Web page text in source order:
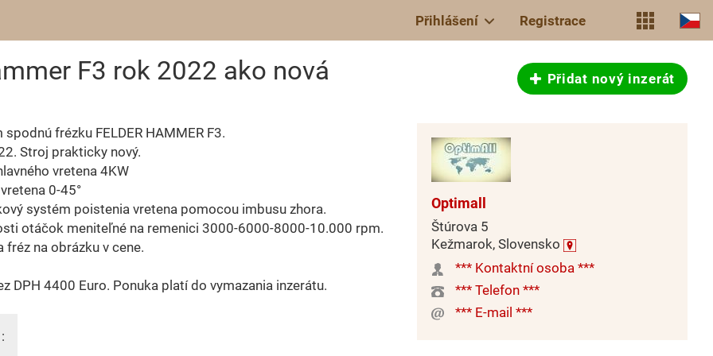
Přihlášení Registrace
F3 rok 2022 ako nová Přidat nový inzerát
spodnú frézku FELDER HAMMER F3.
Stroj prakticky nový.
vretena 4KW
0-45°
systém poistenia vretena pomocou imbusu zhora.
otáčok meniteľné na remenici 3000-6000-8000-10.000 rpm.
fréz na obrázku v cene.
DPH 4400 Euro. Ponuka platí do vymazania inzerátu.
Optimall
Štúrova 5
Kežmarok, Slovensko
*** Kontaktní osoba ***
*** Telefon ***
*** E-mail ***